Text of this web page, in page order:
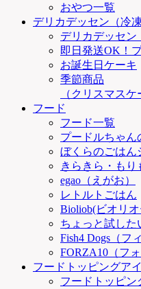
おやつ一覧
デリカデッセン（冷凍
デリカデッセン
即日発送OK！
お誕生日ケーキ
季節商品
（クリスマスケ
フード
フード一覧
プードルちゃん
ぼくらのごはん
きらきら・もり
egao（えがお）
レトルトごはん
Bioliob(ビオリオ
ちょっと試し
Fish4 Dogs（フ
FORZA10（フ
フードトッピングア
フードトッピン